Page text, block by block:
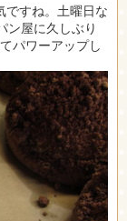
ですね。土曜日な
ン屋に久しぶり
パワーアップし